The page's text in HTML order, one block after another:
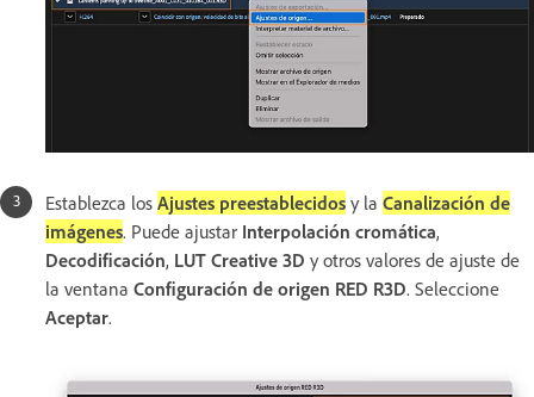
Establezca los Ajustes preestablecidos y la Canalización de
imágenes. Puede ajustar Interpolación cromática,
Decodificación, LUT Creative 3D y otros valores de ajuste de
la ventana Configuración de origen RED R3D. Seleccione
Aceptar.